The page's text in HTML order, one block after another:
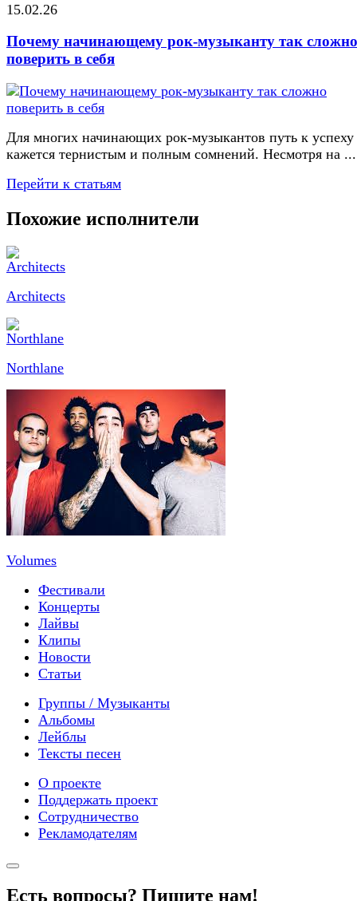
15.02.26
Почему начинающему рок-музыканту так сложно
поверить в себя
Для многих начинающих рок-музыкантов путь к успеху
кажется тернистым и полным сомнений. Несмотря на ...
Перейти к статьям
Похожие исполнители
Architects
Northlane
Volumes
Фестивали
Концерты
Лайвы
Клипы
Новости
Статьи
Группы / Музыканты
Альбомы
Лейблы
Тексты песен
О проекте
Поддержать проект
Сотрудничество
Рекламодателям
Есть вопросы? Пишите нам!